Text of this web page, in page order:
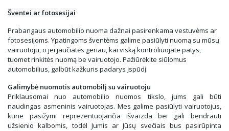
Šventei ar fotosesijai
Prabangaus automobilio nuoma dažnai pasirenkama vestuvėms ar
fotosesijoms. Ypatingoms šventėms galime pasiūlyti nuomą su mūsų
vairuotoju, o jei jaučiatės geriau, kai viską kontroliuojate patys,
tuomet rinkitės nuomą be vairuotojo. Pažiūrėkite siūlomus
automobilius, galbūt kažkuris padarys įspūdį.
Galimybė nuomotis automobilį su vairuotoju
Priklausomai nuo automobilio nuomos tikslo, jums gali būti
naudingas asmeninis vairuotojas. Mes galime pasiūlyti vairuotojus,
kurie pasižymi reprezentuojančia išvaizda bei gali bendrauti
užsienio kalbomis, todėl Jumis ar Jūsų svečiais bus pasirūpinta